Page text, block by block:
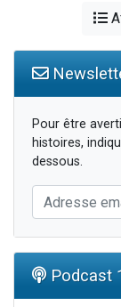
Pour être
histoires,
dessous.
Podcast